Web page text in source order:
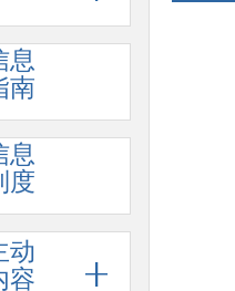
息
南
息
度
动
容